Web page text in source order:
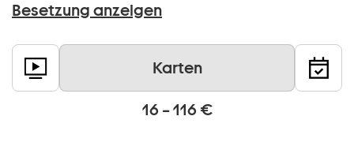
Besetzung anzeigen
Karten
16 – 116 €